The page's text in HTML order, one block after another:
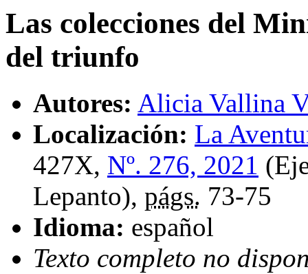
Las colecciones del
del triunfo
Autores: Alicia Vallina
Localización: La
427X, Nº. 276, 2021
Lepanto), págs. 73-75
Idioma: español
Texto completo no